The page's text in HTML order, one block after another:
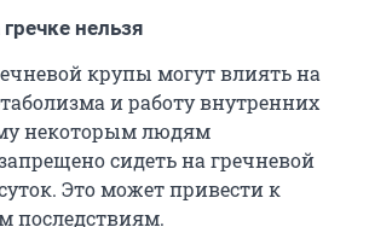
нельзя
крупы могут влиять на
и работу внутренних
некоторым людям
сидеть на гречневой
Это может привести к
последствиям.